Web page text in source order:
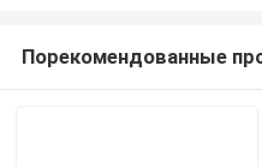
Порекомендованные